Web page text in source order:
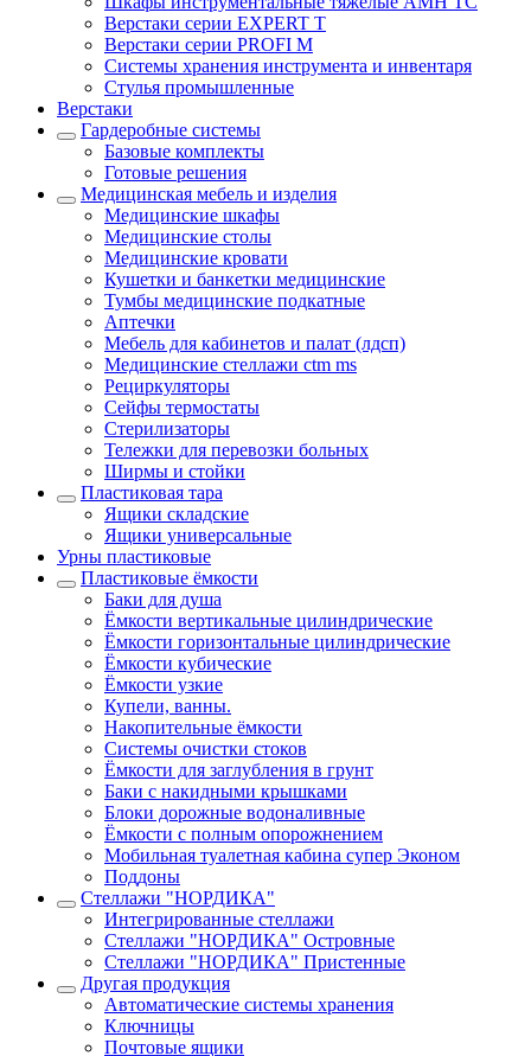
Верстаки серии EXPERT T
Верстаки серии PROFI M
Системы хранения инструмента и инвентаря
Стулья промышленные
Верстаки
Гардеробные системы
Базовые комплекты
Готовые решения
Медицинская мебель и изделия
Медицинские шкафы
Медицинские столы
Медицинские кровати
Кушетки и банкетки медицинские
Тумбы медицинские подкатные
Аптечки
Мебель для кабинетов и палат (лдсп)
Медицинские стеллажи ctm ms
Рециркуляторы
Сейфы термостаты
Стерилизаторы
Тележки для перевозки больных
Ширмы и стойки
Пластиковая тара
Ящики складские
Ящики универсальные
Урны пластиковые
Пластиковые ёмкости
Баки для душа
Ёмкости вертикальные цилиндрические
Ёмкости горизонтальные цилиндрические
Ёмкости кубические
Ёмкости узкие
Купели, ванны.
Накопительные ёмкости
Системы очистки стоков
Ёмкости для заглубления в грунт
Баки с накидными крышками
Блоки дорожные водоналивные
Ёмкости с полным опорожнением
Мобильная туалетная кабина супер Эконом
Поддоны
Стеллажи "НОРДИКА"
Интегрированные стеллажи
Стеллажи "НОРДИКА" Островные
Стеллажи "НОРДИКА" Пристенные
Другая продукция
Автоматические системы хранения
Ключницы
Почтовые ящики